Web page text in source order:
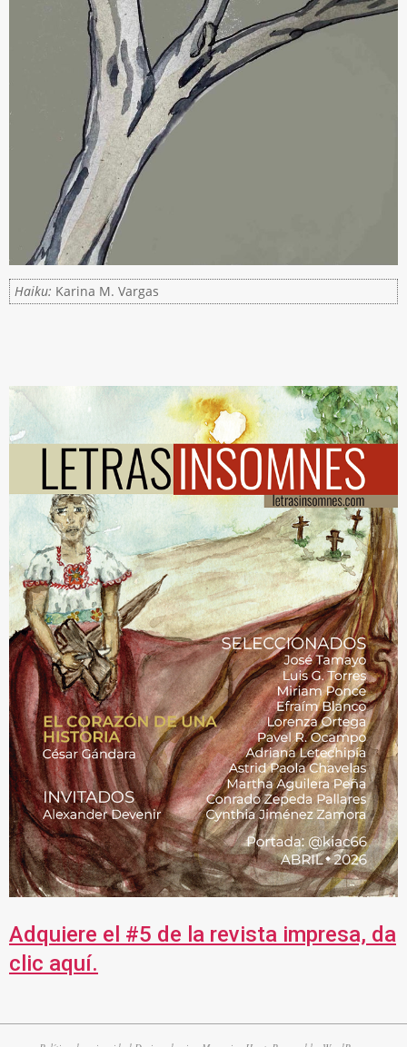
Haiku: Karina M. Vargas
Adquiere el #5 de la revista impresa, da
clic aquí.